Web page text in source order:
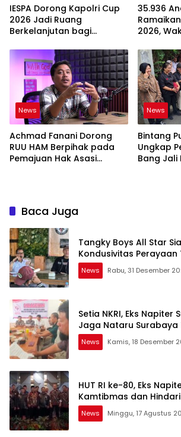
IESPA Dorong Kapolri Cup
2026 Jadi Ruang
Berkelanjutan bagi
35.936
2026,
News
Achmad Fanani Dorong
RUU HAM Berpihak pada
Pemajuan Hak Asasi
News
Bintang
Ungkap
Bang Jali
Baca Juga
Tangky Boys All Star
Kondusivitas Perayaan
News Rabu, 31 Desember
Setia NKRI, Eks Napiter
Jaga Nataru Surabaya
News Kamis, 18 Desember
HUT RI ke-80, Eks
Kamtibmas dan
News Minggu, 17 Agustus